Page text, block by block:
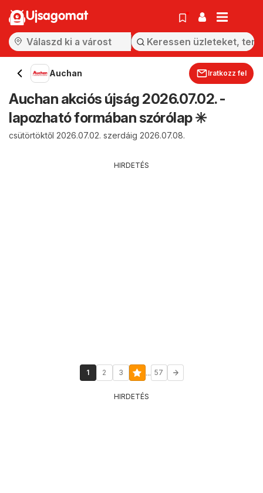
Ujsagomat
Auchan Iratkozz fel
Auchan akciós újság 2026.07.02. -
lapozható formában szórólap ✳️
csütörtöktől 2026.07.02. szerdáig 2026.07.08.
HIRDETÉS
1 2 3 ... 57
HIRDETÉS